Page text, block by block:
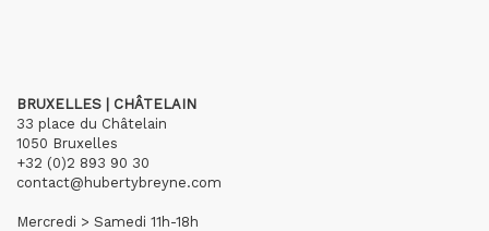
BRUXELLES | CHÂTELAIN
33 place du Châtelain
1050 Bruxelles
+32 (0)2 893 90 30
contact@hubertybreyne.com
Mercredi > Samedi 11h-18h